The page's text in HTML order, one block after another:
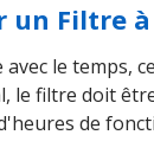
un Filtre
le temps,
le filtre doit
de